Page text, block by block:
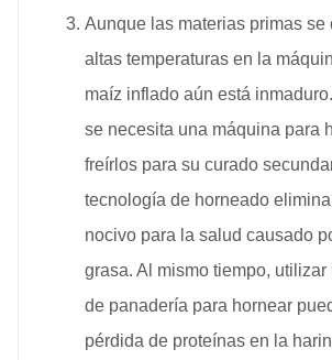
Aunque las materias primas se
altas temperaturas en la
maíz inflado aún está
se necesita una máquina para
freírlos para su curado
tecnología de horneado
nocivo para la salud causado
grasa. Al mismo tiempo, utilizar
de panadería para hornear
pérdida de proteínas en la